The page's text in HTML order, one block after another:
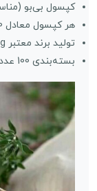
کپسول بی‌بو
هر کپسول معادل 1000 میلی‌گرم سیر
تولید برند معتبر Forever Living
بسته‌بندی 100 عددی اقتصادی